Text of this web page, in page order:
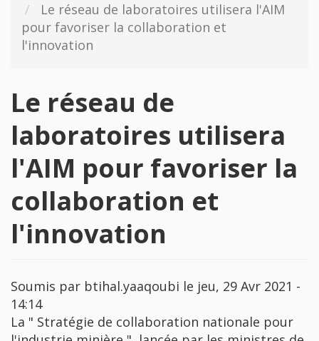
Le réseau de laboratoires utilisera l'AIM
pour favoriser la collaboration et
l'innovation
Le réseau de
laboratoires utilisera
l'AIM pour favoriser la
collaboration et
l'innovation
Soumis par btihal.yaaqoubi le jeu, 29 Avr 2021 -
14:14
La " Stratégie de collaboration nationale pour